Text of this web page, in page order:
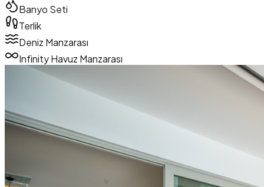
Banyo Seti
Terlik
Deniz Manzarası
Infinity Havuz Manzarası